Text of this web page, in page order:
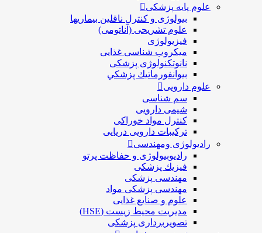
علوم پایه پزشکی
بیولوژی و کنترل ناقلین بیماریها
علوم تشریحی (آناتومی)
فیزیولوژی
ميكروب شناسی غذایی
نانوتکنولوژی پزشکی
بيوانفورماتيك پزشكي
علوم دارویی
سم شناسی
شیمی دارویی
کنترل مواد خوراکی
ترکیبات دارویی دریایی
رادیولوژی ومهندسی
رادیوبیولوژی و حفاظت پرتو
فيزيك پزشکی
مهندسی پزشکی
مهندسی پزشکی مواد
علوم و صنايع غذایی
مدیریت محیط زیست (HSE)
تصویربرداری پزشکی